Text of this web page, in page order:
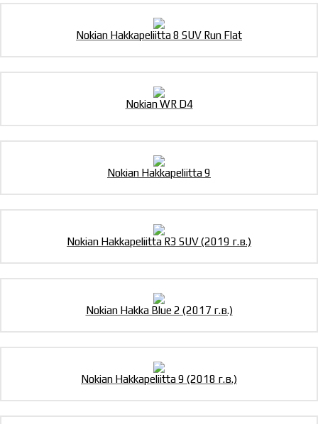
Nokian Hakkapeliitta 8 SUV Run Flat
Nokian WR D4
Nokian Hakkapeliitta 9
Nokian Hakkapeliitta R3 SUV (2019 г.в.)
Nokian Hakka Blue 2 (2017 г.в.)
Nokian Hakkapeliitta 9 (2018 г.в.)